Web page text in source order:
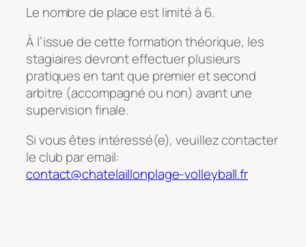
Le nombre de place est limité à 6.
À l’issue de cette formation théorique, les
stagiaires devront effectuer plusieurs
pratiques en tant que premier et second
arbitre (accompagné ou non) avant une
supervision finale.
Si vous êtes intéressé(e), veuillez contacter
le club par email:
contact@chatelaillonplage-volleyball.fr